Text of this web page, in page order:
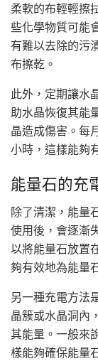
柔軟的布輕輕擦
些化學物質可能
有難以去除的污
布擦乾。
此外，定期讓水
助水晶恢復其能
晶造成傷害。每
小時，這樣能夠
能量石的充
除了清潔，能量
使用後，會逐漸
以將能量石放置
夠有效地為能量
另一種充電方法
晶簇或水晶洞內
其能量。一般來
樣能夠確保能量